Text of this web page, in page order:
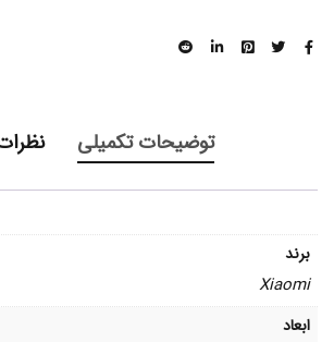
توضیحات تکمیلی
برند
Xiaomi
ابعاد